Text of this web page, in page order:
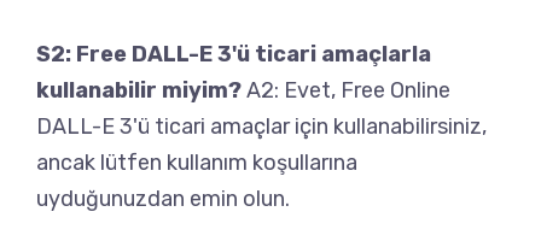
S2: Free DALL-E 3'ü ticari amaçlarla
kullanabilir miyim?A2: Evet, Free Online
DALL-E 3'ü ticari amaçlar için kullanabilirsiniz,
ancak lütfen kullanım koşullarına
uyduğunuzdan emin olun.